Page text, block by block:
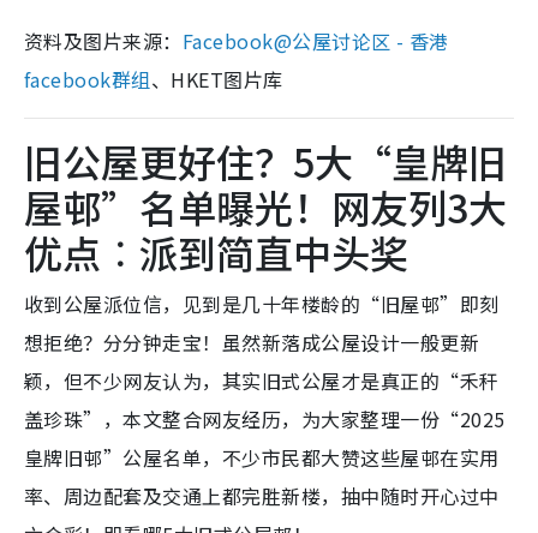
资料及图片来源： Facebook@公屋讨论区 - 香港
facebook群组、HKET图片库
旧公屋更好住？5大“皇牌旧
屋邨”名单曝光！网友列3大
优点︰派到简直中头奖
收到公屋派位信，见到是几十年楼龄的“旧屋邨”即刻
想拒绝？分分钟走宝！虽然新落成公屋设计一般更新
颖，但不少网友认为，其实旧式公屋才是真正的“禾秆
盖珍珠”，本文整合网友经历，为大家整理一份“2025
皇牌旧邨”公屋名单，不少市民都大赞这些屋邨在实用
率、周边配套及交通上都完胜新楼，抽中随时开心过中